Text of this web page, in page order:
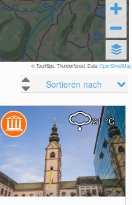
© TouriSpo, Thunderforest, Data:OpenStreetMap
Sortieren nach
21°C